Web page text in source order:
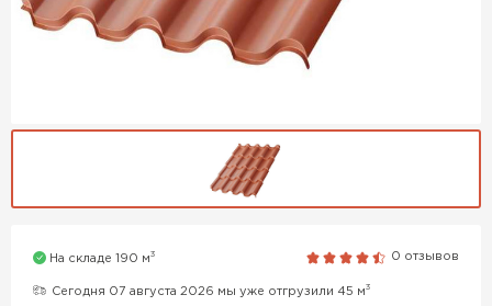
На складе 190 м3 0 отзывов
Сегодня 07 августа 2026 мы уже отгрузили 45 м3